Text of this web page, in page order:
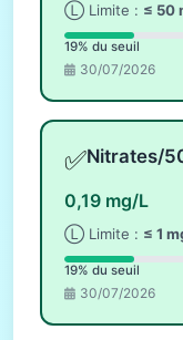
Ⓛ Limite : ≤ 50
19% du seuil
30/07/2026
✅Nitrates/
0,19 mg/L
Ⓛ Limite : ≤ 1
19% du seuil
30/07/2026